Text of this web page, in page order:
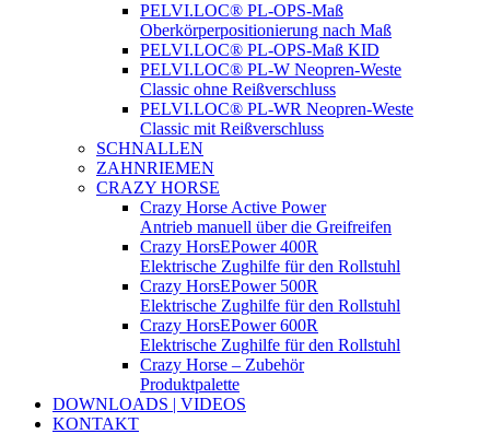
PELVI.LOC® PL-OPS-Maß
Oberkörperpositionierung nach Maß
PELVI.LOC® PL-OPS-Maß KID
PELVI.LOC® PL-W Neopren-Weste
Classic ohne Reißverschluss
PELVI.LOC® PL-WR Neopren-Weste
Classic mit Reißverschluss
SCHNALLEN
ZAHNRIEMEN
CRAZY HORSE
Crazy Horse Active Power
Antrieb manuell über die Greifreifen
Crazy HorsEPower 400R
Elektrische Zughilfe für den Rollstuhl
Crazy HorsEPower 500R
Elektrische Zughilfe für den Rollstuhl
Crazy HorsEPower 600R
Elektrische Zughilfe für den Rollstuhl
Crazy Horse – Zubehör
Produktpalette
DOWNLOADS | VIDEOS
KONTAKT